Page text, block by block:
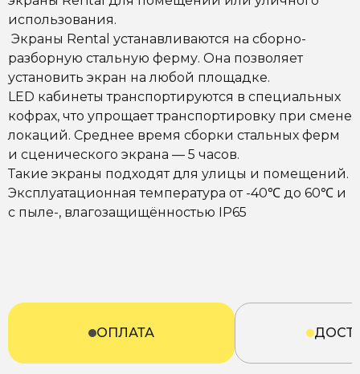
использования.
Экраны Rental устанавливаются на сборно-
разборную стальную ферму. Она позволяет
установить экран на любой площадке.
LED кабинеты транспортируются в специальных
кофрах, что упрощает транспортировку при смене
локаций. Среднее время сборки стальных ферм
и сценического экрана — 5 часов.
Такие экраны подходят для улицы и помещений.
Эксплуатационная температура от -40℃ до 60℃ и
с пыле-, влагозащищённостью IP65
ОПЛАТА